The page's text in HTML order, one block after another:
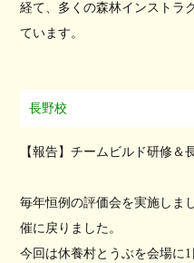
経て、多くの森林インストラ
ています。
長野校
【報告】チームビルド研修
毎年恒例の評価会を実施しま
催に戻りました。
今回は休養村とうぶを会場に